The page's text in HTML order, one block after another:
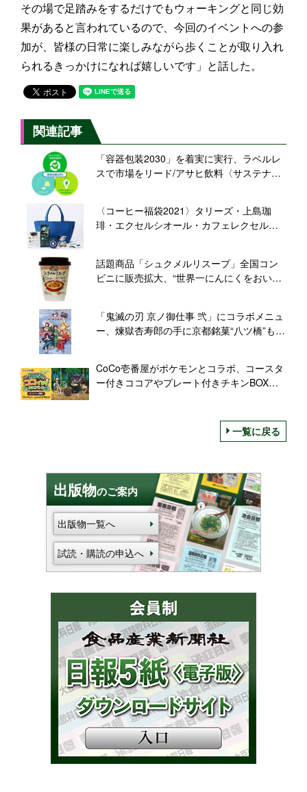
その場で足踏みをするだけでもウォーキングと同じ効
果があると言われているので、今回のイベントへの参
加が、皆様の日常に楽しみながら歩くことが取り入れ
られるきっかけになれば嬉しいです」と話した。
関連記事
「容器包装2030」を着実に実行、ラベルレ
スで市場をリード/アサヒ飲料〈サステナビ
〈コーヒー福袋2021〉タリーズ・上島珈
琲・エクセルシオール・カフェレクセル、
話題商品「シュクメルリスープ」全国コン
ビニに販売拡大、“世界一にんにくをおいし
「鬼滅の刃 京ノ御仕事 弐」にコラボメニュ
ー、煉獄杏寿郎の手に京都銘菓“八ツ橋”も/
CoCo壱番屋がポケモンとコラボ、コースタ
ー付きココアやプレート付きチキンBOX、
一覧に戻る
出版物のご案内
出版物一覧へ
試読・購読の申込へ